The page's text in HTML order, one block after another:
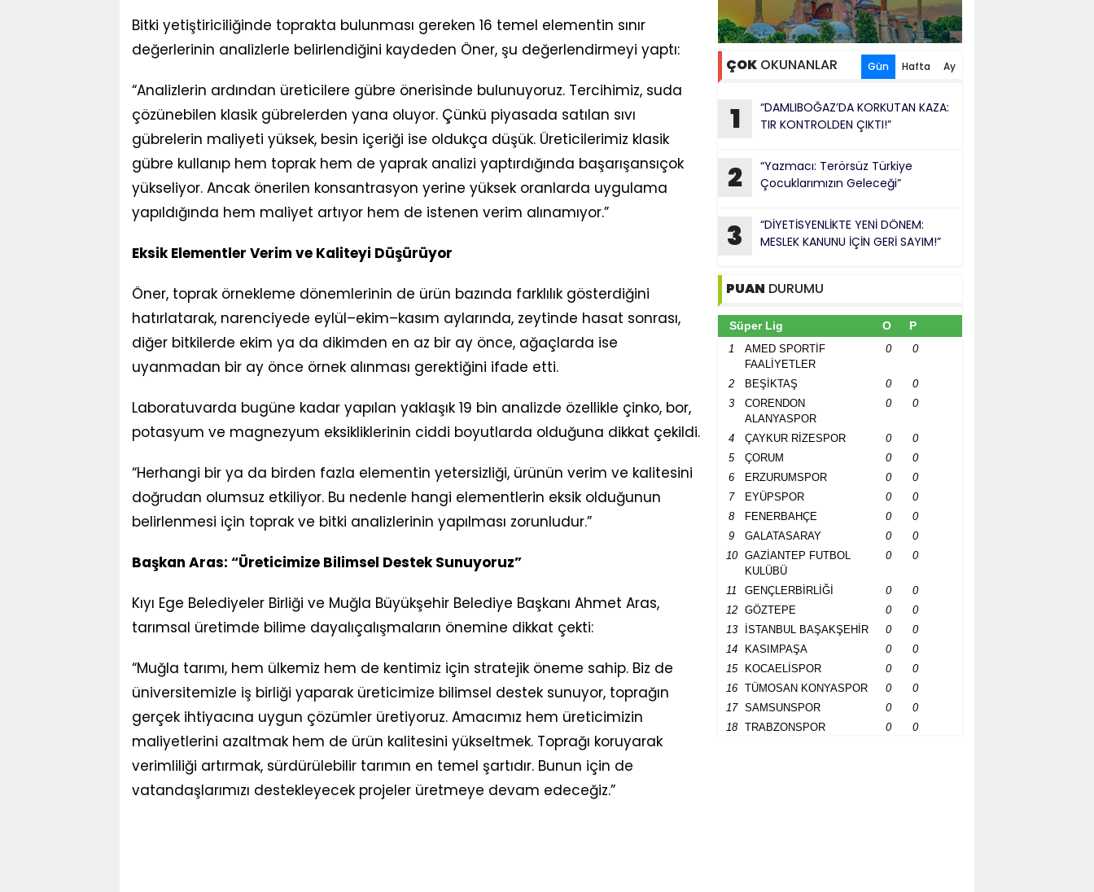
Bitki yetiştiriciliğinde toprakta bulunması gereken 16 temel elementin sınır
değerlerinin analizlerle belirlendiğini kaydeden Öner, şu değerlendirmeyi yaptı:
“Analizlerin ardından üreticilere gübre önerisinde bulunuyoruz. Tercihimiz, suda
çözünebilen klasik gübrelerden yana oluyor. Çünkü piyasada satılan sıvı
gübrelerin maliyeti yüksek, besin içeriği ise oldukça düşük. Üreticilerimiz klasik
gübre kullanıp hem toprak hem de yaprak analizi yaptırdığında başarışansıçok
yükseliyor. Ancak önerilen konsantrasyon yerine yüksek oranlarda uygulama
yapıldığında hem maliyet artıyor hem de istenen verim alınamıyor.”
Eksik Elementler Verim ve Kaliteyi Düşürüyor
Öner, toprak örnekleme dönemlerinin de ürün bazında farklılık gösterdiğini
hatırlatarak, narenciyede eylül–ekim–kasım aylarında, zeytinde hasat sonrası,
diğer bitkilerde ekim ya da dikimden en az bir ay önce, ağaçlarda ise
uyanmadan bir ay önce örnek alınması gerektiğini ifade etti.
Laboratuvarda bugüne kadar yapılan yaklaşık 19 bin analizde özellikle çinko, bor,
potasyum ve magnezyum eksikliklerinin ciddi boyutlarda olduğuna dikkat çekildi.
“Herhangi bir ya da birden fazla elementin yetersizliği, ürünün verim ve kalitesini
doğrudan olumsuz etkiliyor. Bu nedenle hangi elementlerin eksik olduğunun
belirlenmesi için toprak ve bitki analizlerinin yapılması zorunludur.”
Başkan Aras: “Üreticimize Bilimsel Destek Sunuyoruz”
Kıyı Ege Belediyeler Birliği ve Muğla Büyükşehir Belediye Başkanı Ahmet Aras,
tarımsal üretimde bilime dayalıçalışmaların önemine dikkat çekti:
“Muğla tarımı, hem ülkemiz hem de kentimiz için stratejik öneme sahip. Biz de
üniversitemizle iş birliği yaparak üreticimize bilimsel destek sunuyor, toprağın
gerçek ihtiyacına uygun çözümler üretiyoruz. Amacımız hem üreticimizin
maliyetlerini azaltmak hem de ürün kalitesini yükseltmek. Toprağı koruyarak
verimliliği artırmak, sürdürülebilir tarımın en temel şartıdır. Bunun için de
vatandaşlarımızı destekleyecek projeler üretmeye devam edeceğiz.”
ÇOK OKUNANLAR Gün Hafta Ay
1
“DAMLIBOĞAZ’DA KORKUTAN KAZA:
TIR KONTROLDEN ÇIKTI!”
2
“Yazmacı: Terörsüz Türkiye
Çocuklarımızın Geleceği”
3
“DİYETİSYENLİKTE YENİ DÖNEM:
MESLEK KANUNU İÇİN GERİ SAYIM!”
PUAN DURUMU
Süper Lig O P
1
AMED SPORTİF
FAALİYETLER
0 0
2 BEŞİKTAŞ 0
0
3
CORENDON
ALANYASPOR
0 0
4 ÇAYKUR RİZESPOR 0
0
5
ÇORUM 0
0
6
ERZURUMSPOR 0
0
7
EYÜPSPOR 0
0
8
FENERBAHÇE 0
0
9
GALATASARAY 0
0
10
GAZİANTEP FUTBOL
KULÜBÜ
0 0
11 GENÇLERBİRLİĞİ 0
0
12
GÖZTEPE 0
0
13
İSTANBUL BAŞAKŞEHİR 0
0
14
KASIMPAŞA 0
0
15
KOCAELİSPOR 0
0
16
TÜMOSAN KONYASPOR 0
0
17
SAMSUNSPOR 0
0
18
TRABZONSPOR 0 0